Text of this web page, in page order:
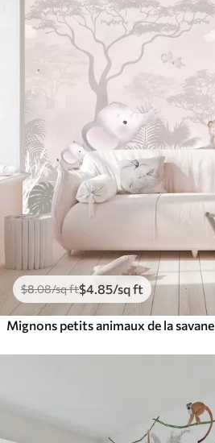
$8.08/sq ft$4 .85/sq ft
Mignons petits animaux de la savane